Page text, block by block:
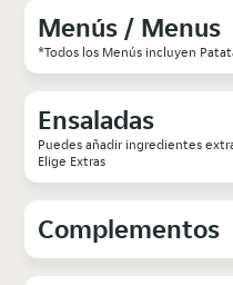
Menús / Menus
*Todos los Menús incluyen
Ensaladas
Puedes añadir ingredientes
Elige Extras
Complementos